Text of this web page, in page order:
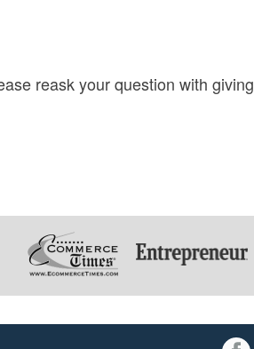
reask your question with giving